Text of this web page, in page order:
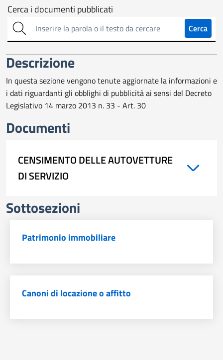
Cerca
sull'amministrazione
trasparente
Cerca i documenti pubblicati
Cerca
Descrizione
In questa sezione vengono tenute aggiornate la informazioni e
i dati riguardanti gli obblighi di pubblicità ai sensi del Decreto
Legislativo 14 marzo 2013 n. 33 - Art. 30
Documenti
CENSIMENTO DELLE AUTOVETTURE
DI SERVIZIO
Sottosezioni
Patrimonio immobiliare
Canoni di locazione o affitto